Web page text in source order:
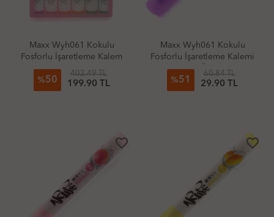
Maxx Wyh061 Kokulu
Fosforlu İşaretleme Kalem
Seti 6'Lı
%50
402.49 TL
199.90 TL
Maxx Wyh061 Kokulu
Fosforlu İşaretleme Kalemi
Mor Üzüm
%51
60.84 TL
29.90 TL
favorite_border favorite_border